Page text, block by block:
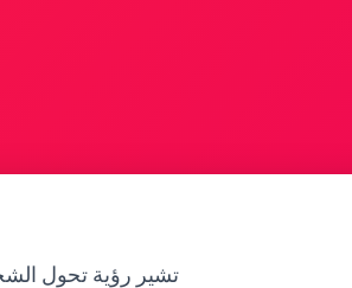
تشير رؤية تحول